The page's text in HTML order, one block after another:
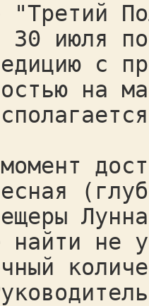
"Третий
30 июля
с
на
найти не